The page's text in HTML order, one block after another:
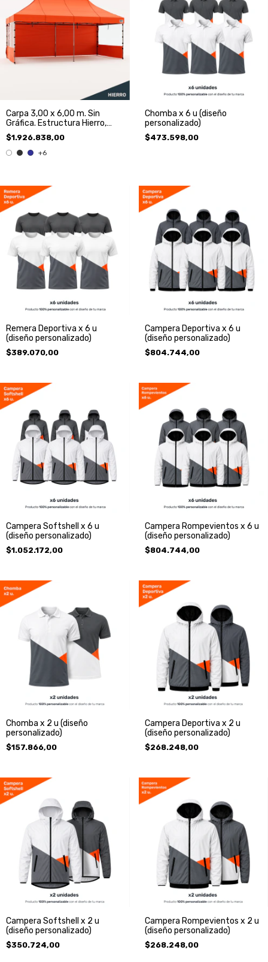
Carpa 3,00 x 6,00 m. Sin
Gráfica. Estructura Hierro,
Techo y 3 Paredes.
$1.926.838,00
+6
Chomba x 6 u (diseño
personalizado)
$473.598,00
Remera Deportiva x 6 u
(diseño personalizado)
$389.070,00
Campera Deportiva x 6 u
(diseño personalizado)
$804.744,00
Campera Softshell x 6 u
(diseño personalizado)
$1.052.172,00
Campera Rompevientos x 6 u
(diseño personalizado)
$804.744,00
Chomba x 2 u (diseño
personalizado)
$157.866,00
Campera Deportiva x 2 u
(diseño personalizado)
$268.248,00
Campera Softshell x 2 u
(diseño personalizado)
$350.724,00
Campera Rompevientos x 2 u
(diseño personalizado)
$268.248,00